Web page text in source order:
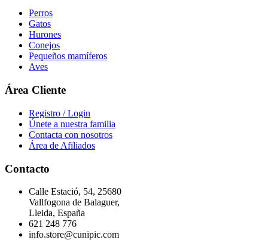
Perros
Gatos
Hurones
Conejos
Pequeños mamíferos
Aves
Área Cliente
Registro / Login
Únete a nuestra familia
Contacta con nosotros
Área de Afiliados
Contacto
Calle Estació, 54, 25680
Vallfogona de Balaguer,
Lleida, España
621 248 776
info.store@cunipic.com